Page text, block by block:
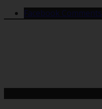
Facebook Comments